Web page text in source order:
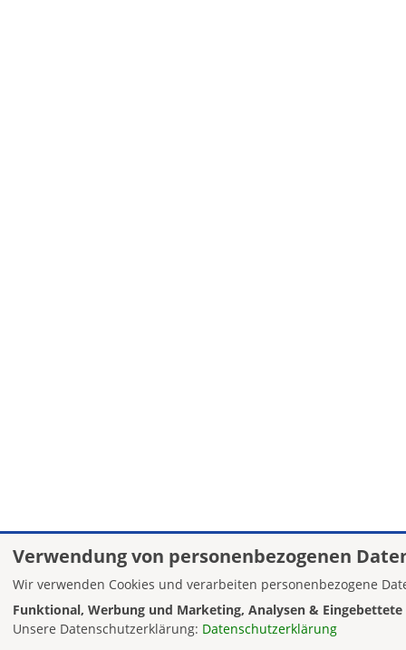
Verwendung von personenbezogenen
Wir verwenden Cookies und verarbeiten personenbezogene
Funktional, Werbung und Marketing, Analysen &
Unsere Datenschutzerklärung: Datenschutzerklärung